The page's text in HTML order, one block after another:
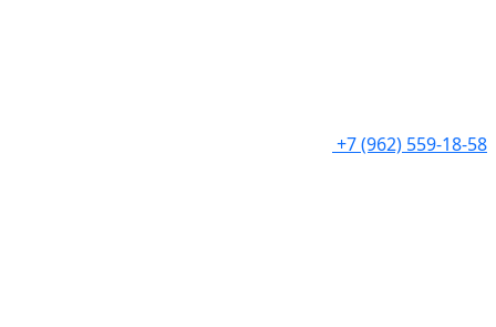
+7 (962) 559-18-58